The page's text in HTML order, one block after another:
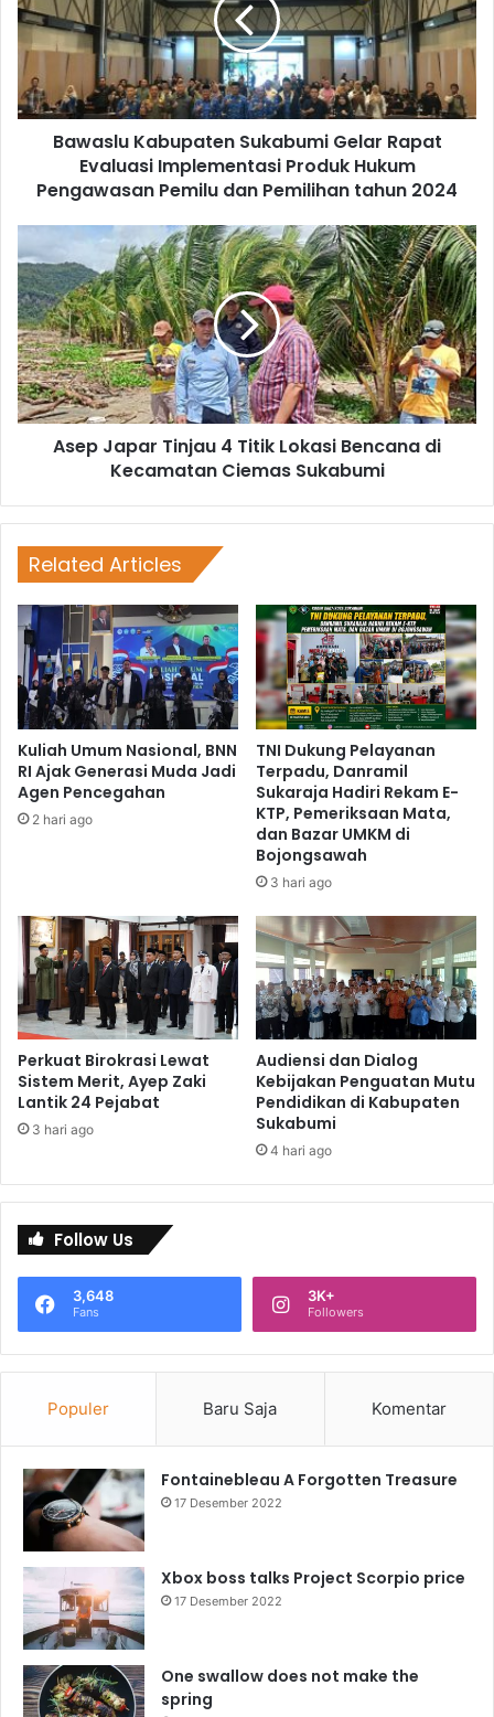
Bawaslu Kabupaten Sukabumi Gelar Rapat
Evaluasi Implementasi Produk Hukum
Pengawasan Pemilu dan Pemilihan tahun 2024
Asep Japar Tinjau 4 Titik Lokasi Bencana di
Kecamatan Ciemas Sukabumi
Related Articles
Kuliah Umum Nasional, BNN
RI Ajak Generasi Muda Jadi
Agen Pencegahan
2 hari ago
TNI Dukung Pelayanan
Terpadu, Danramil
Sukaraja Hadiri Rekam E-
KTP, Pemeriksaan Mata,
dan Bazar UMKM di
Bojongsawah
3 hari ago
Perkuat Birokrasi Lewat
Sistem Merit, Ayep Zaki
Lantik 24 Pejabat
3 hari ago
Audiensi dan Dialog
Kebijakan Penguatan Mutu
Pendidikan di Kabupaten
Sukabumi
4 hari ago
Follow Us
3,648
Fans
3K+
Followers
Populer Baru Saja Komentar
Fontainebleau A Forgotten Treasure
17 Desember 2022
Xbox boss talks Project Scorpio price
17 Desember 2022
One swallow does not make the
spring